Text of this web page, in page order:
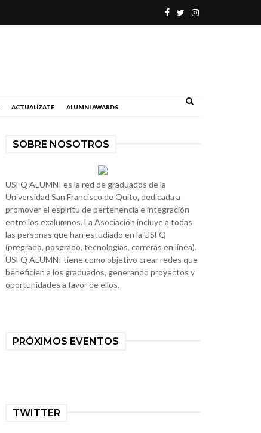
ACTUALÍZATE ALUMNI AWARDS
SOBRE NOSOTROS
USFQ ALUMNI es la red de graduados de la
Universidad San Francisco de Quito, dedicada a
promover el espíritu de pertenencia e integración
entre los exalumnos. La Asociación incluye a todas
las personas que han estudiado en la USFQ
(pregrado, posgrado, tecnologías, carreras en línea).
USFQ ALUMNI tiene como objetivo crear redes que
beneficien a los graduados, generando proyectos y
oportunidades a favor de ellos.
PRÓXIMOS EVENTOS
TWITTER